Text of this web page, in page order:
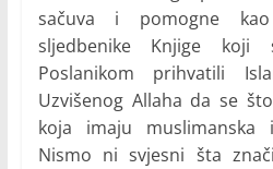
sačuva i pomogne
sljedbenike Knjige koji
Poslanikom prihvatili
Uzvišenog Allaha da se
koja imaju muslimanska
Nismo ni svjesni šta